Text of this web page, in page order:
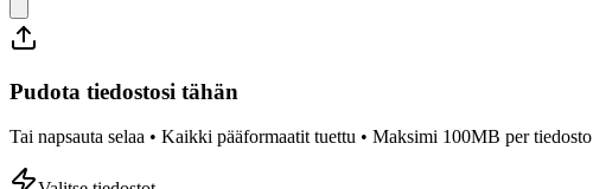
Pudota tiedostosi tähän
Tai napsauta selaa • Kaikki pääformaatit tuettu • Maksimi 100MB per tiedosto